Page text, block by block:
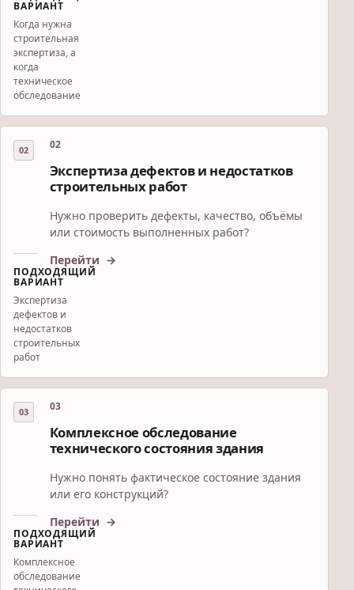
ВАРИАНТ
Когда нужна
строительная
экспертиза, а
когда
техническое
обследование
02
Экспертиза дефектов и недостатков
строительных работ
Нужно проверить дефекты, качество, объёмы
или стоимость выполненных работ?
ПОДХОДЯЩИЙ
ВАРИАНТ
Экспертиза
дефектов и
недостатков
строительных
работ
Перейти
03
Комплексное обследование
технического состояния здания
Нужно понять фактическое состояние здания
или его конструкций?
ПОДХОДЯЩИЙ
ВАРИАНТ
Комплексное
обследование
Перейти